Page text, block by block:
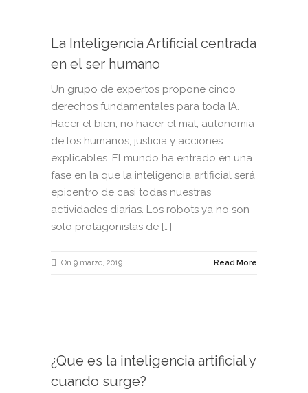
La Inteligencia Artificial centrada
en el ser humano
Un grupo de expertos propone cinco
derechos fundamentales para toda IA.
Hacer el bien, no hacer el mal, autonomía
de los humanos, justicia y acciones
explicables. El mundo ha entrado en una
fase en la que la inteligencia artificial será
epicentro de casi todas nuestras
actividades diarias. Los robots ya no son
solo protagonistas de […]
On 9 marzo, 2019 Read More
¿Que es la inteligencia artificial y
cuando surge?